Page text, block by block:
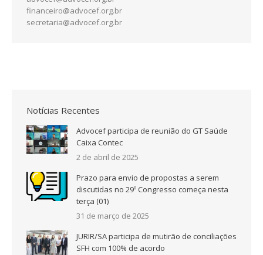
financeiro@advocef.org.br
secretaria@advocef.org.br
Notícias Recentes
Advocef participa de reunião do GT Saúde
Caixa Contec
2 de abril de 2025
Prazo para envio de propostas a serem
discutidas no 29º Congresso começa nesta
terça (01)
31 de março de 2025
JURIR/SA participa de mutirão de conciliações
SFH com 100% de acordo